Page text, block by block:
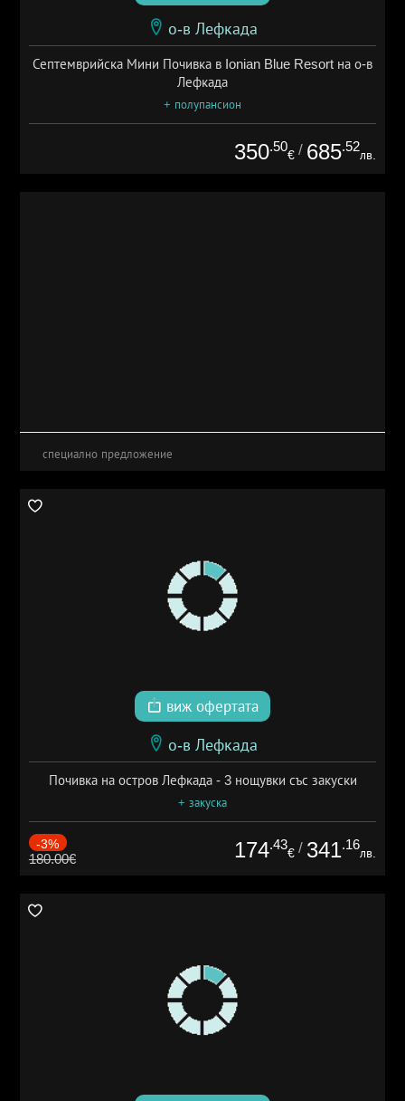
о-в Лефкада
Септемврийска Мини Почивка в Ionian Blue Resort на о-в
Лефкада
+ полупансион
350.50
€ / 685.52
лв.
специално предложение
виж офертата
о-в Лефкада
Почивка на остров Лефкада - 3 нощувки със закуски
+ закуска
-3%
180.00€ 174.43
€ / 341.16
лв.